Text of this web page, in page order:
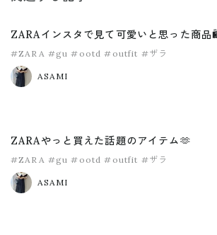
ZARAインスタで見て可愛いと思った商
#ZARA #gu #ootd #outfit #ザラ
ASAMI
ZARAやっと買えた話題のアイテム🫶
#ZARA #gu #ootd #outfit #ザラ
ASAMI